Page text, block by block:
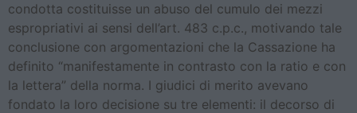
condotta costituisse un abuso del cumulo dei mezzi
espropriativi ai sensi dell’art. 483 c.p.c., motivando tale
conclusione con argomentazioni che la Cassazione ha
definito “manifestamente in contrasto con la ratio e con
la lettera” della norma. I giudici di merito avevano
fondato la loro decisione su tre elementi: il decorso di